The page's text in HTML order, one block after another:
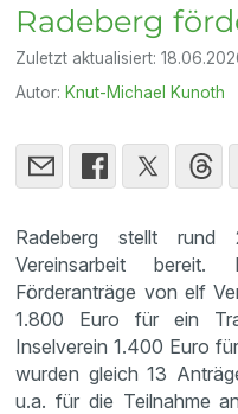
Radeberg
Zuletzt aktualisiert:
Autor: Knut-Michael Kunoth
Radeberg stellt
Vereinsarbeit
Förderanträge von elf
1.800 Euro für ein
Inselverein 1.400 Euro
wurden gleich 13
u.a. für die Teilnahme